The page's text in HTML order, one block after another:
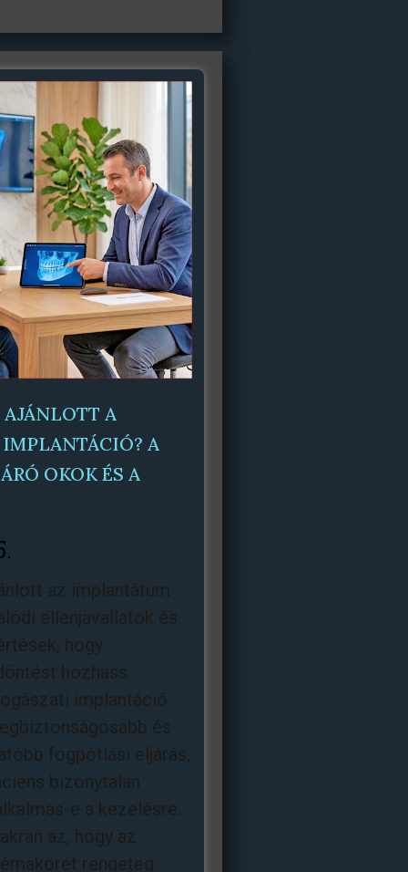
A
A
OKOK ÉS A
az implantátum
ellenjavallatok és
hogy
hozhass
implantáció
és
fogpótlási eljárás,
bizonytalan
e a kezelésre.
az, hogy az
rengeteg